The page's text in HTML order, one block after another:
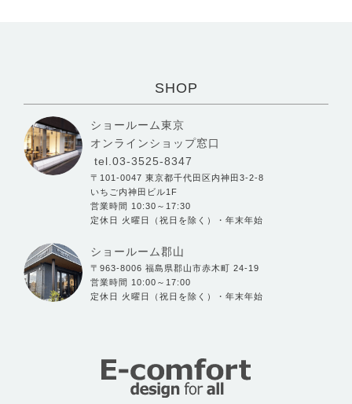
SHOP
ショールーム東京
オンラインショップ窓口
tel.03-3525-8347
〒101-0047 東京都千代田区内神田3-2-8
いちご内神田ビル1F
営業時間 10:30～17:30
定休日 火曜日（祝日を除く）・年末年始
ショールーム郡山
〒963-8006 福島県郡山市赤木町 24-19
営業時間 10:00～17:00
定休日 火曜日（祝日を除く）・年末年始